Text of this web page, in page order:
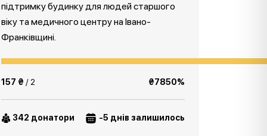
підтримку будинку для людей старшого
віку та медичного центру на Івано-
Франківщині.
157 ₴ / 2 ₴7850%
342 донатори -5 днів залишилось